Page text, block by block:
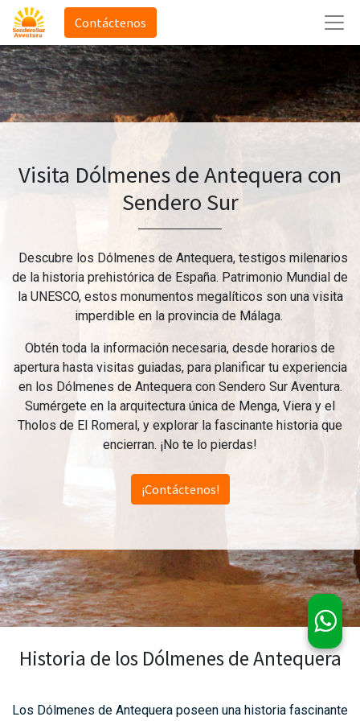
Contáctenos
Visita Dólmenes de Antequera con
Sendero Sur
Descubre los Dólmenes de Antequera, testigos milenarios
de la historia prehistórica de España. Patrimonio Mundial de
la UNESCO, estos monumentos megalíticos son una visita
imperdible en la provincia de Málaga.
Obtén toda la información necesaria, desde horarios de
apertura hasta visitas guiadas, para planificar tu experiencia
en los Dólmenes de Antequera con Sendero Sur Aventura.
Sumérgete en la arquitectura única de Menga, Viera y el
Tholos de El Romeral, y explorar la fascinante historia que
encierran. ¡No te lo pierdas!
¡Contáctenos!
Historia de los Dólmenes de Antequera
Los Dólmenes de Antequera poseen una historia fascinante